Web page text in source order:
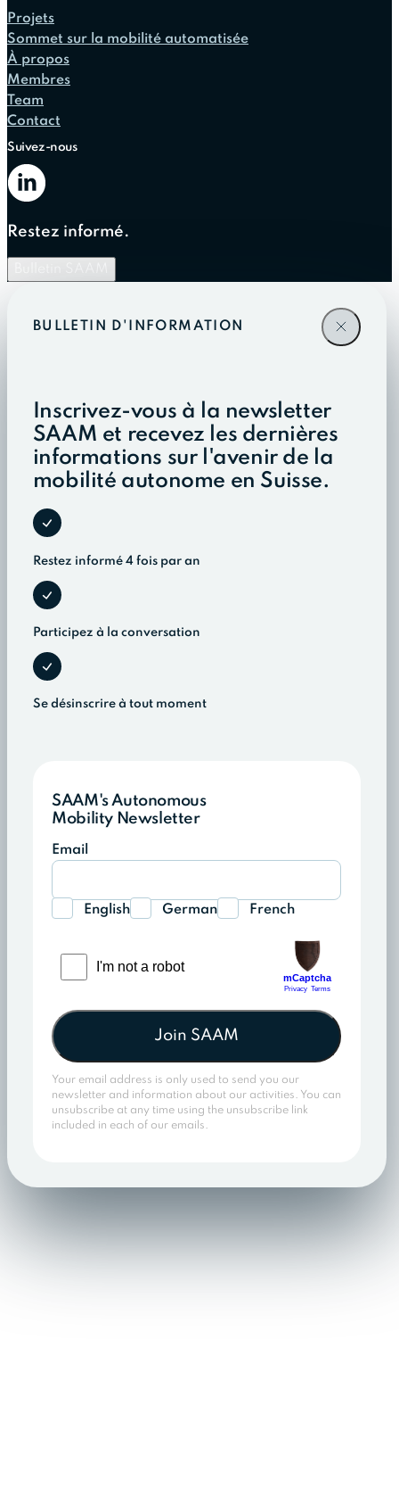
Projets
Sommet sur la mobilité automatisée
À propos
Membres
Team
Contact
Suivez-nous
Restez informé.
BULLETIN D'INFORMATION
Inscrivez-vous à la newsletter
SAAM et recevez les dernières
informations sur l'avenir de la
mobilité autonome en Suisse.
Restez informé 4 fois par an
Participez à la conversation
Se désinscrire à tout moment
SAAM's Autonomous
Mobility Newsletter
Email
English German French
Join SAAM
Your email address is only used to send you our
newsletter and information about our activities. You can
unsubscribe at any time using the unsubscribe link
included in each of our emails.